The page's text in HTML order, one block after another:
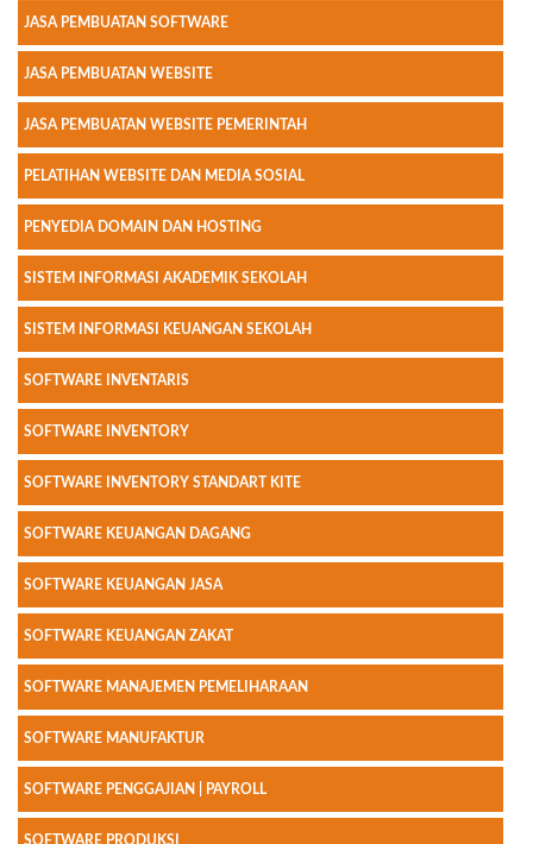
JASA PEMBUATAN SOFTWARE
JASA PEMBUATAN WEBSITE
JASA PEMBUATAN WEBSITE PEMERINTAH
PELATIHAN WEBSITE DAN MEDIA SOSIAL
PENYEDIA DOMAIN DAN HOSTING
SISTEM INFORMASI AKADEMIK SEKOLAH
SISTEM INFORMASI KEUANGAN SEKOLAH
SOFTWARE INVENTARIS
SOFTWARE INVENTORY
SOFTWARE INVENTORY STANDART KITE
SOFTWARE KEUANGAN DAGANG
SOFTWARE KEUANGAN JASA
SOFTWARE KEUANGAN ZAKAT
SOFTWARE MANAJEMEN PEMELIHARAAN
SOFTWARE MANUFAKTUR
SOFTWARE PENGGAJIAN | PAYROLL
SOFTWARE PRODUKSI